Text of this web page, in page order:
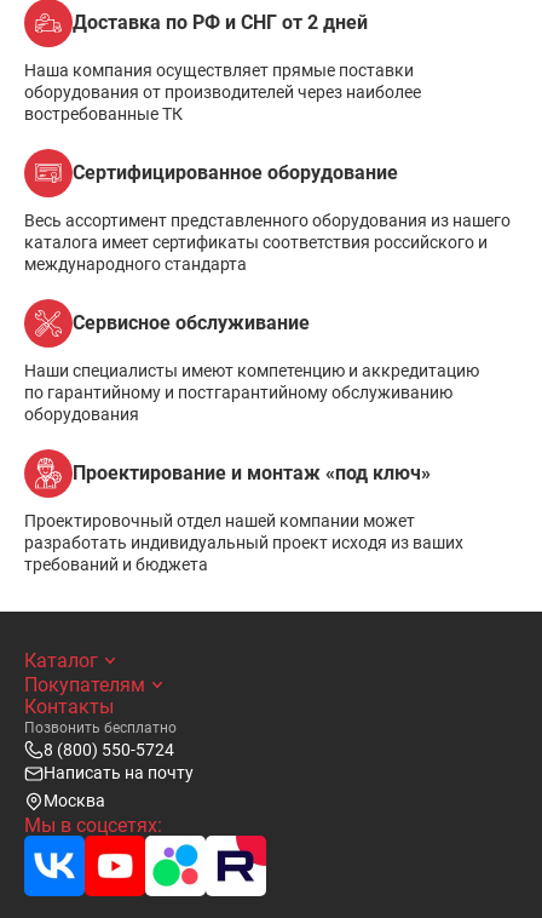
Доставка по РФ и СНГ от 2 дней
Наша компания осуществляет прямые поставки
оборудования от производителей через наиболее
востребованные ТК
Сертифицированное оборудование
Весь ассортимент представленного оборудования из нашего
каталога имеет сертификаты соответствия российского и
международного стандарта
Сервисное обслуживание
Наши специалисты имеют компетенцию и аккредитацию
по гарантийному и постгарантийному обслуживанию
оборудования
Проектирование и монтаж «под ключ»
Проектировочный отдел нашей компании может
разработать индивидуальный проект исходя из ваших
требований и бюджета
Каталог
Покупателям
Контакты
Позвонить бесплатно
8 (800) 550-5724
Написать на почту
Москва
Мы в соцсетях: